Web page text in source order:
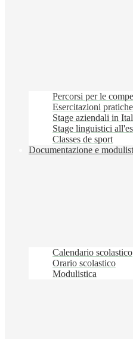
Percorsi per le
Esercitazioni pratiche
Stage aziendali in
Stage linguistici
Classes de sport
Documentazione e
Calendario scolastico
Orario scolastico
Modulistica